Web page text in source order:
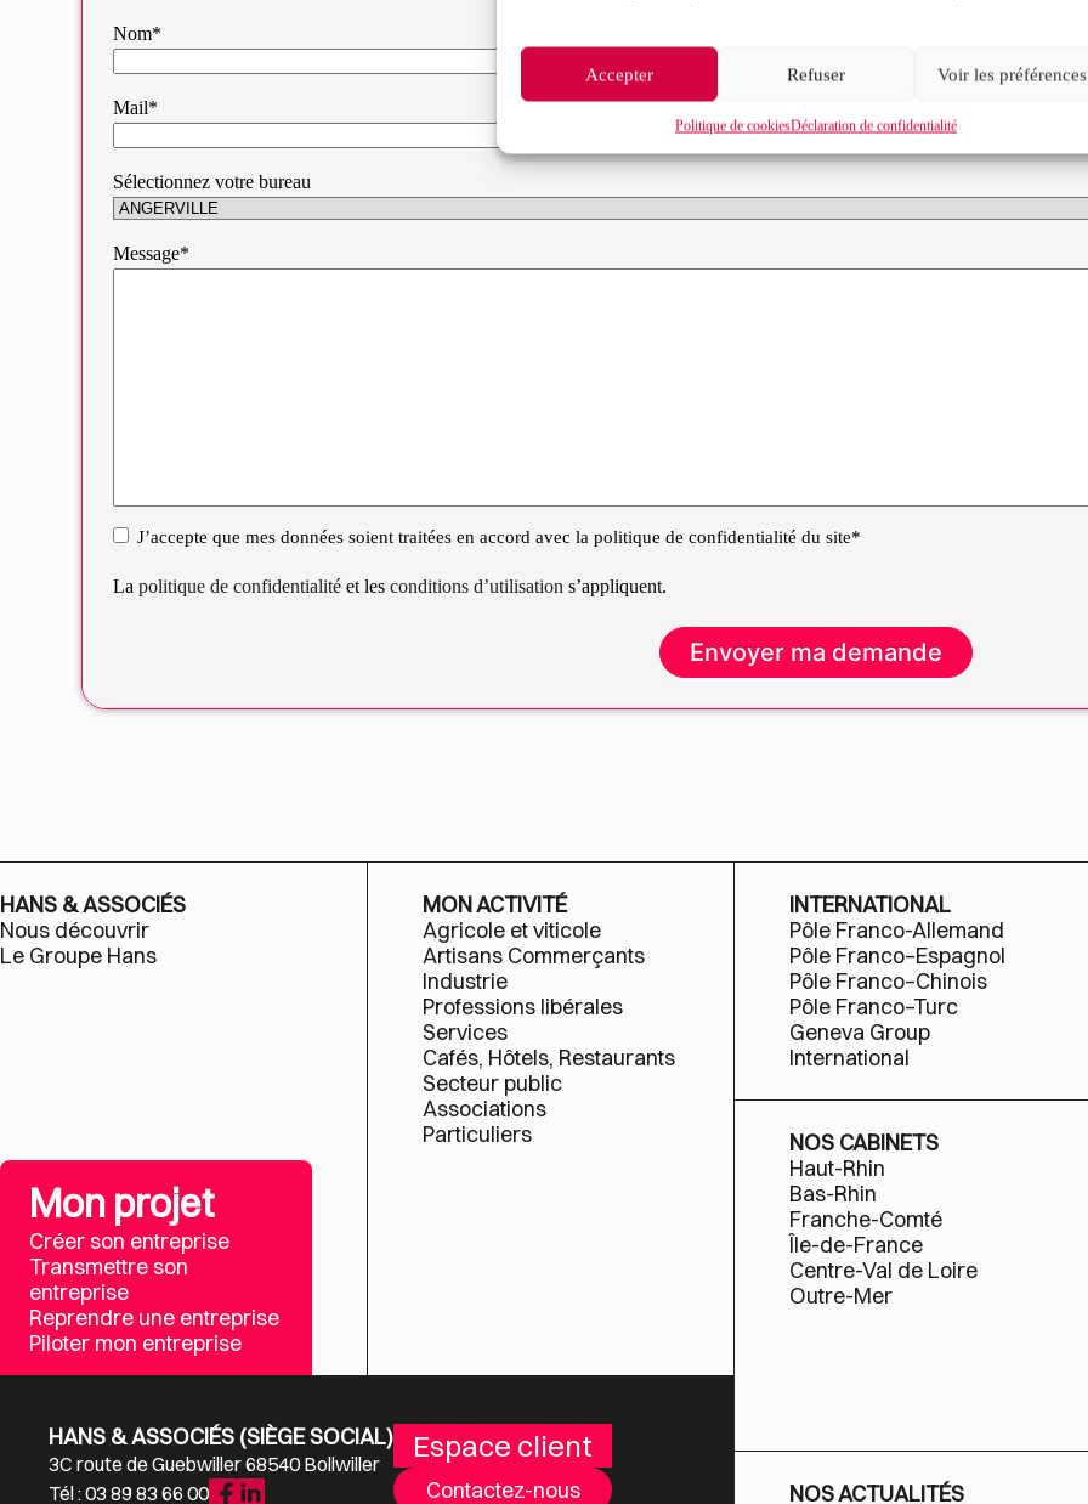
Accepter Refuser Voir les préférences
Politique de cookiesDéclaration de confidentialité
Nom*
Mail*
Sélectionnez votre bureau
Message*
RGPDJ’accepte que mes données soient traitées en accord avec la politique de confidentialité du site*
Lapolitique de confidentialité et lesconditions d’utilisations’appliquent.
HANS & ASSOCIÉS
Nous découvrir
Le Groupe Hans
Mon projet
Créer son entreprise
Transmettre son
entreprise
Reprendre une entreprise
Piloter mon entreprise
MON ACTIVITÉ
Agricole et viticole
Artisans Commerçants
Industrie
Professions libérales
Services
Cafés, Hôtels, Restaurants
Secteur public
Associations
Particuliers
HANS & ASSOCIÉS (SIÈGE SOCIAL)
3C route de Guebwiller 68540 Bollwiller
Tél : 03 89 83 66 00
Espace client
Contactez-nous
INTERNATIONAL
Pôle Franco-Allemand
Pôle Franco–Espagnol
Pôle Franco–Chinois
Pôle Franco–Turc
Geneva Group
International
NOS CABINETS
Haut-Rhin
Bas-Rhin
Franche-Comté
Île-de-France
Centre-Val de Loire
Outre-Mer
NOS ACTUALITÉS